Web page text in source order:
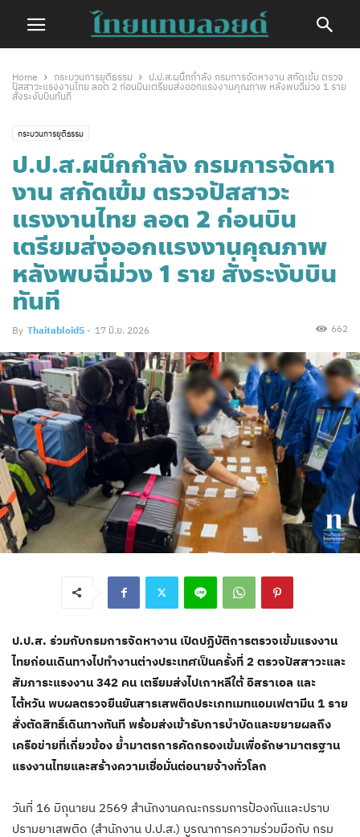
Home กระบวนการยุติธรรม
ป.ป.ส.ผนึกกำลัง กรมการจัดหางาน สกัดเข้ม ตรวจ
ปัสสาวะแรงงานไทย ลอต 2 ก่อนบินเตรียมส่งออกแรงงานคุณภาพ หลังพบฉี่ม่วง 1 ราย
สั่งระงับบินทันที
กระบวนการยุติธรรม
ป.ป.ส.ผนึกกำลัง กรมการจัดหา
งาน สกัดเข้ม ตรวจปัสสาวะ
แรงงานไทย ลอต 2 ก่อนบิน
เตรียมส่งออกแรงงานคุณภาพ
หลังพบฉี่ม่วง 1 ราย สั่งระงับบิน
ทันที
By Thaitabloid5 - 17 มิ.ย. 2026 662
ป.ป.ส. ร่วมกับกรมการจัดหางาน เปิดปฏิบัติการตรวจเข้มแรงงาน
ไทยก่อนเดินทางไปทำงานต่างประเทศเป็นครั้งที่ 2 ตรวจปัสสาวะและ
สัมภาระแรงงาน 342 คน เตรียมส่งไปเกาหลีใต้ อิสราเอล และ
ไต้หวัน พบผลตรวจยืนยันสารเสพติดประเภทเมทแอมเฟตามีน 1 ราย
สั่งตัดสิทธิ์เดินทางทันที พร้อมส่งเข้ารับการบำบัดและขยายผลถึง
เครือข่ายที่เกี่ยวข้อง ย้ำมาตรการคัดกรองเข้มเพื่อรักษามาตรฐาน
แรงงานไทยและสร้างความเชื่อมั่นต่อนายจ้างทั่วโลก
วันที่ 16 มิถุนายน 2569 สำนักงานคณะกรรมการป้องกันและปราบ
ปรามยาเสพติด (สำนักงาน ป.ป.ส.) บูรณาการความร่วมมือกับ กรม